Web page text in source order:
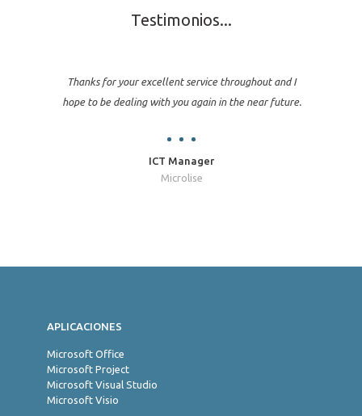
Testimonios...
Thanks for your excellent service throughout and I
hope to be dealing with you again in the near future.
ICT Manager
Microlise
APLICACIONES
Microsoft Office
Microsoft Project
Microsoft Visual Studio
Microsoft Visio